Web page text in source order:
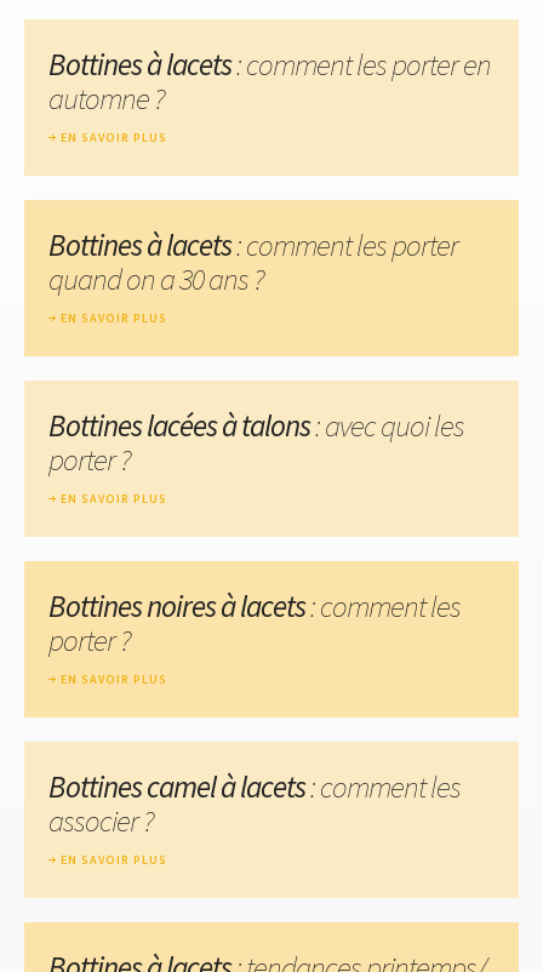
Bottines à lacets: comment les porter en
automne ?
EN SAVOIR PLUS
Bottines à lacets: comment les porter
quand on a 30 ans ?
EN SAVOIR PLUS
Bottines lacées à talons: avec quoi les
porter ?
EN SAVOIR PLUS
Bottines noires à lacets: comment les
porter ?
EN SAVOIR PLUS
Bottines camel à lacets: comment les
associer ?
EN SAVOIR PLUS